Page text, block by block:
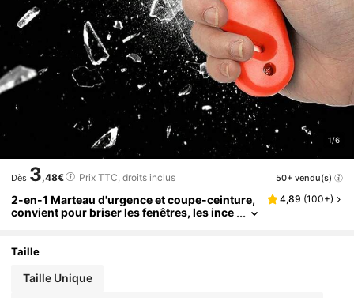
1/6
Dès 3,48€ Prix TTC, droits inclus 50+ vendu(s)
2-en-1 Marteau d'urgence et coupe-ceinture,
convient pour briser les fenêtres, les ince
4,89 (100+)
Taille
Taille Unique